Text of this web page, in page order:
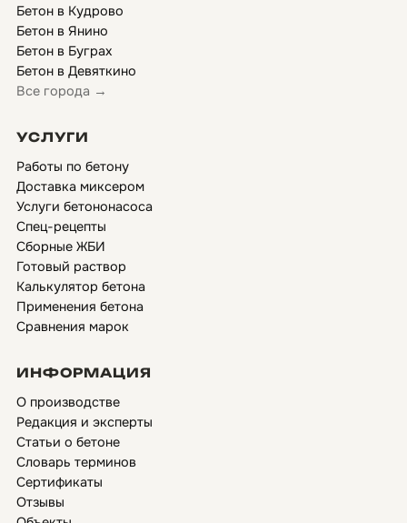
Бетон в Кудрово
Бетон в Янино
Бетон в Буграх
Бетон в Девяткино
Все города →
УСЛУГИ
Работы по бетону
Доставка миксером
Услуги бетононасоса
Спец-рецепты
Сборные ЖБИ
Готовый раствор
Калькулятор бетона
Применения бетона
Сравнения марок
ИНФОРМАЦИЯ
О производстве
Редакция и эксперты
Статьи о бетоне
Словарь терминов
Сертификаты
Отзывы